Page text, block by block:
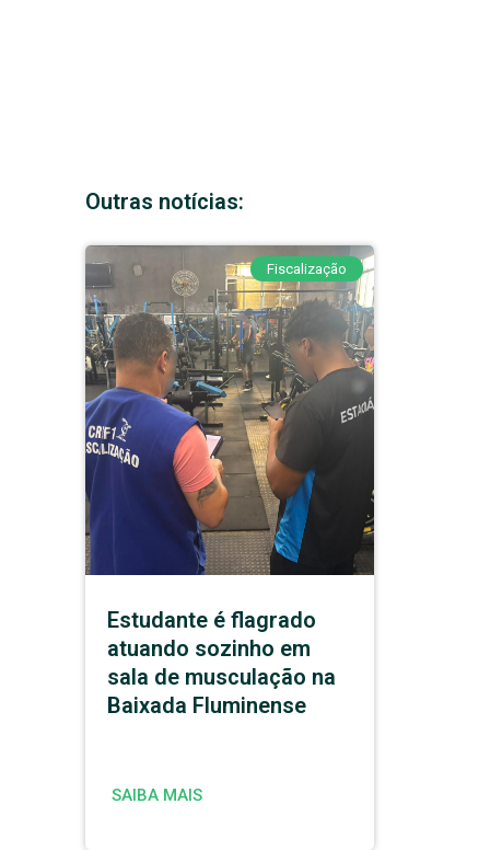
Outras notícias:
Fiscalização
Estudante é flagrado
atuando sozinho em
sala de musculação na
Baixada Fluminense
SAIBA MAIS